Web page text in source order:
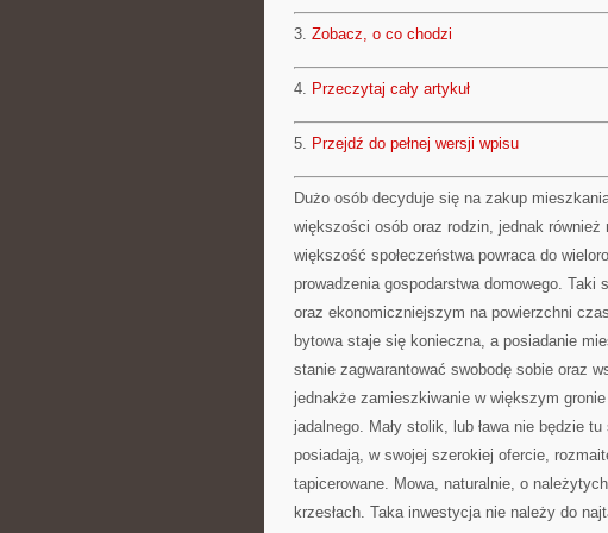
3. Zobacz, o co chodzi
4. Przeczytaj cały artykuł
5. Przejdź do pełnej wersji wpisu
Dużo osób decyduje się na zakup
większości osób oraz rodzin, jednak
większość społeczeństwa powraca do
prowadzenia gospodarstwa domowego.
oraz ekonomiczniejszym na powierzchni
bytowa staje się konieczna, a posiadanie
stanie zagwarantować swobodę sobie oraz
jednakże zamieszkiwanie w większym
jadalnego. Mały stolik, lub ława nie będzie
posiadają, w swojej szerokiej ofercie,
tapicerowane. Mowa, naturalnie, o
krzesłach. Taka inwestycja nie należy do